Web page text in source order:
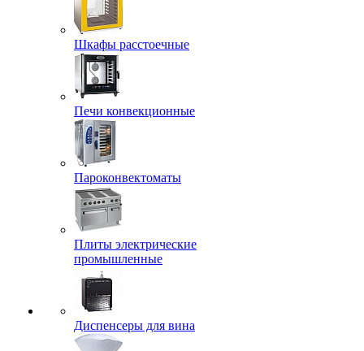
Шкафы расстоечные
Печи конвекционные
Пароконвектоматы
Плиты электрические
промышленные
Диспенсеры для вина